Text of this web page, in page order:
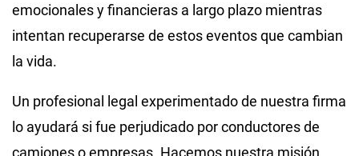
emocionales y financieras a largo plazo mientras
intentan recuperarse de estos eventos que cambian
la vida.
Un profesional legal experimentado de nuestra firma
lo ayudará si fue perjudicado por conductores de
camiones o empresas. Hacemos nuestra misión